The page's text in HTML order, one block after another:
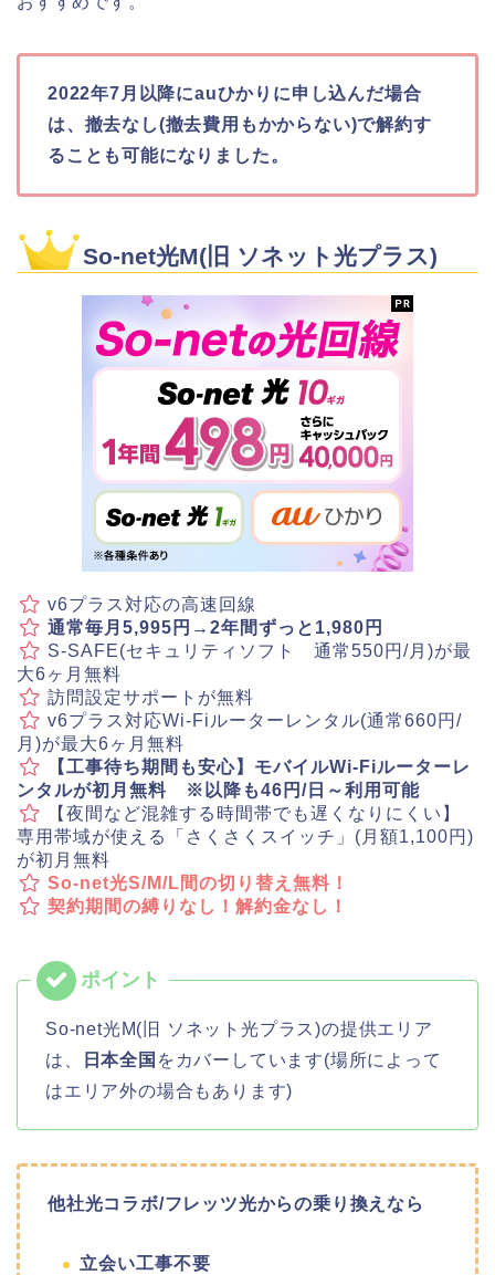
2022年7月以降にauひかりに申し込んだ場合
は、撤去なし(撤去費用もかからない)で解約す
ることも可能になりました。
So-net光M(旧 ソネット光プラス)
v6プラス対応の高速回線
通常毎月5,995円→2年間ずっと1,980円
S-SAFE(セキュリティソフト 通常550円/月)が最
大6ヶ月無料
訪問設定サポートが無料
v6プラス対応Wi-Fiルーターレンタル(通常660円/
月)が最大6ヶ月無料
【工事待ち期間も安心】モバイルWi-Fiルーターレ
ンタルが初月無料 ※以降も46円/日～利用可能
【夜間など混雑する時間帯でも遅くなりにくい】
専用帯域が使える「さくさくスイッチ」(月額1,100円)
が初月無料
So-net光S/M/L間の切り替え無料！
契約期間の縛りなし！解約金なし！
So-net光M(旧 ソネット光プラス)の提供エリア
は、
日本全国 をカバーしています(場所によって
はエリア外の場合もあります)
他社光コラボ/フレッツ光からの乗り換えなら
立会い工事不要